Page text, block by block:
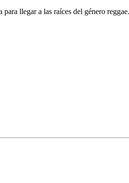
llegar a las raíces del género